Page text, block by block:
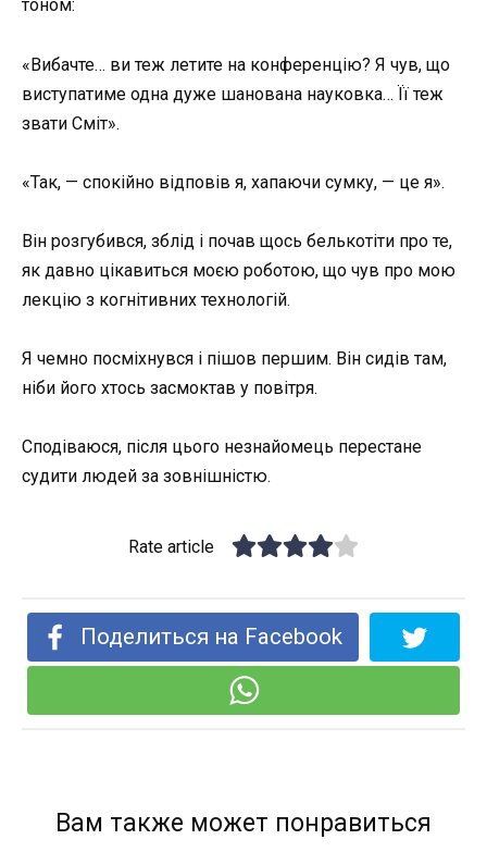
тоном:
«Вибачте… ви теж летите на конференцію? Я чув, що
виступатиме одна дуже шанована науковка… Її теж
звати Сміт».
«Так, — спокійно відповів я, хапаючи сумку, — це я».
Він розгубився, зблід і почав щось белькотіти про те,
як давно цікавиться моєю роботою, що чув про мою
лекцію з когнітивних технологій.
Я чемно посміхнувся і пішов першим. Він сидів там,
ніби його хтось засмоктав у повітря.
Сподіваюся, після цього незнайомець перестане
судити людей за зовнішністю.
Rate article
Поделиться на Facebook
Вам также может понравиться